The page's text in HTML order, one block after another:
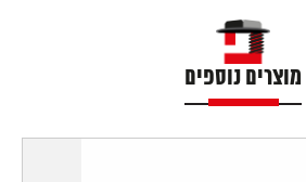
מוצרים נוספים